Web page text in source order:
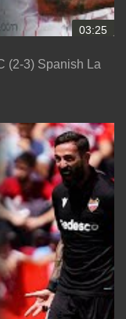
03:25
La